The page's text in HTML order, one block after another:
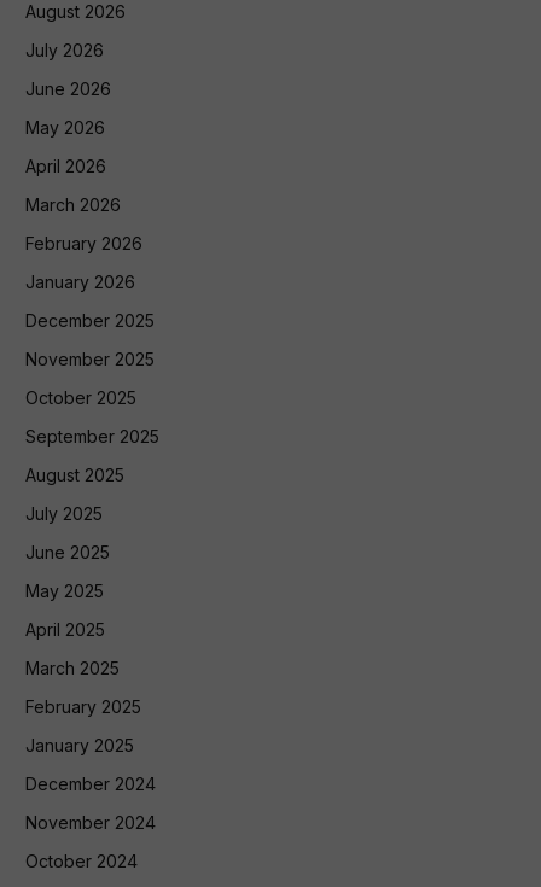
August 2026
July 2026
June 2026
May 2026
April 2026
March 2026
February 2026
January 2026
December 2025
November 2025
October 2025
September 2025
August 2025
July 2025
June 2025
May 2025
April 2025
March 2025
February 2025
January 2025
December 2024
November 2024
October 2024